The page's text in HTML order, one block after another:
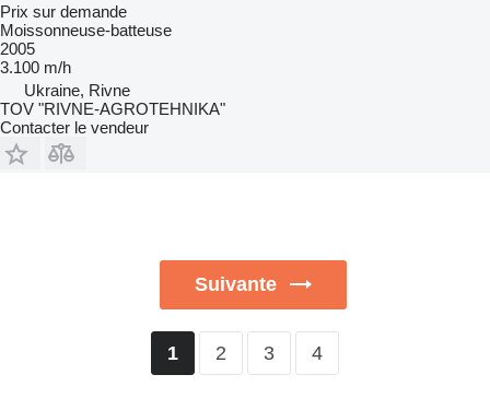
Prix sur demande
Moissonneuse-batteuse
2005
3.100 m/h
Ukraine, Rivne
TOV "RIVNE-AGROTEHNIKA"
Contacter le vendeur
Suivante
1 2 3 4